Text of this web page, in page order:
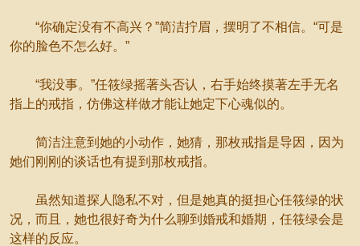
“你确定没有不高兴？”简洁拧眉，摆明了不相信。“可是
你的脸色不怎么好。”
“我没事。”任筱绿摇著头否认，右手始终摸著左手无名
指上的戒指，仿佛这样做才能让她定下心魂似的。
简洁注意到她的小动作，她猜，那枚戒指是导因，因为
她们刚刚的谈话也有提到那枚戒指。
虽然知道探人隐私不对，但是她真的挺担心任筱绿的状
况，而且，她也很好奇为什么聊到婚戒和婚期，任筱绿会是
这样的反应。